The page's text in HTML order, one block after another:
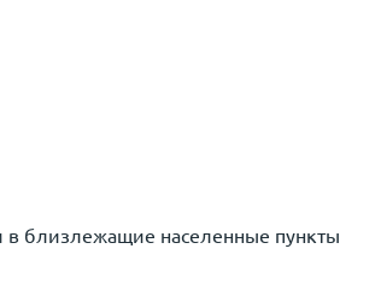
в близлежащие населенные пункты